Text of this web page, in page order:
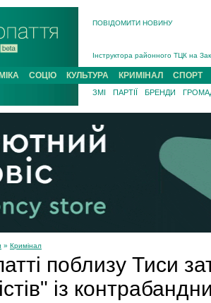
ПОВІДОМИТИ НОВИНУ
Інструктора районного ТЦК на
В Ужгороді попрощаються із
В Ужгороді 5 серпня
Підтвердили загибель
На війні з рф поліг військовий з
На війні загинув 26-річний
СОЦІО КУЛЬТУРА КРИМІНАЛ СПОРТ
ЗМІ ПАРТІЇ БРЕНДИ
» Кримінал
поблизу Тиси
із